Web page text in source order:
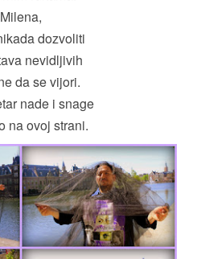
Milena,
dozvoliti
nevidljivih
da se vijori.
nade i snage
na ovoj strani.